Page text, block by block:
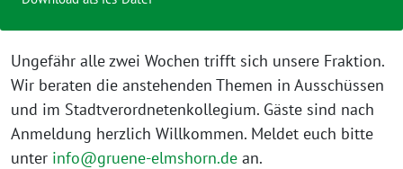
Ungefähr alle zwei Wochen trifft sich unsere Fraktion.
Wir beraten die anstehenden Themen in Ausschüssen
und im Stadtverordnetenkollegium. Gäste sind nach
Anmeldung herzlich Willkommen. Meldet euch bitte
unter info@gruene-elmshorn.de an.